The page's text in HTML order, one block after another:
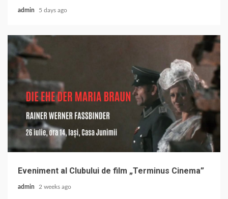
admin 5 days ago
Eveniment al Clubului de film „Terminus Cinema”
admin 2 weeks ago